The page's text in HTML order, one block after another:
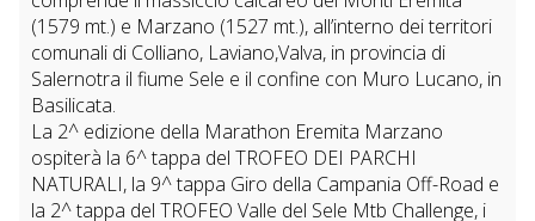
(1579 mt.) e Marzano (1527 mt.), all’interno dei territori
comunali di Colliano, Laviano,Valva, in provincia di
Salernotra il fiume Sele e il confine con Muro Lucano, in
Basilicata.
La 2^ edizione della Marathon Eremita Marzano
ospiterà la 6^ tappa del TROFEO DEI PARCHI
NATURALI, la 9^ tappa Giro della Campania Off-Road e
la 2^ tappa del TROFEO Valle del Sele Mtb Challenge, i